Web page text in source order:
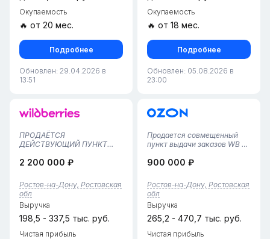
Окупаемость
🔥 от 20 мес.
Подробнее
Обновлен: 29.04.2026 в
13:51
Окупаемость
🔥 от 18 мес.
Подробнее
Обновлен: 05.08.2026 в
23:00
ПРОДАЁТСЯ
ДЕЙСТВУЮЩИЙ ПУНКТ
РОСТОВ-НА-ДОНУ,
РАЙОНГотовый и
прибыльный бизнес в одном
из самых перспективных
районов Ростова-на-Дону!
Продается полностью
функционирую...
2 200 000 ₽
Ростов-на-Дону, Ростовская
обл
Выручка
198,5 - 337,5 тыс. руб.
Чистая прибыль
Продается совмещенный
пункт выдачи заказов WB и
Пролетарский район•
— 100 м², удобное
зонирование для
одновременной работы с
двумя маркетплейсами.•
WB...
900 000 ₽
Ростов-на-Дону, Ростовская
обл
Выручка
265,2 - 470,7 тыс. руб.
Чистая прибыль